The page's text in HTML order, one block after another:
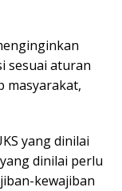
sesuai aturan
masyarakat,
yang dinilai
dinilai perlu
kewajiban